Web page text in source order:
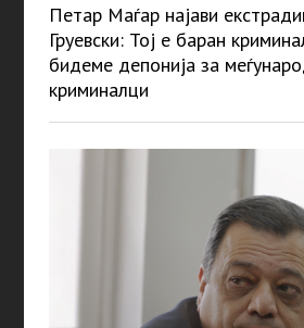
Петар Маѓар најави
Груевски: Тој е баран
бидеме депонија за
криминалци